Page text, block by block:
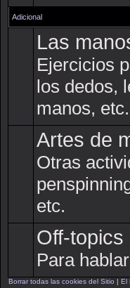
Adicional
Las
Ejercicios
los dedos,
manos, etc.
Artes de
Otras
etc.
Off-topics
Para
Borrar todas las cookies del Sitio | El